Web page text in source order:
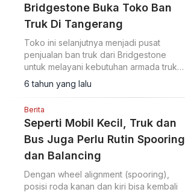
Bridgestone Buka Toko Ban
Truk Di Tangerang
Toko ini selanjutnya menjadi pusat
penjualan ban truk dari Bridgestone
untuk melayani kebutuhan armada truk
dari para pengusaha di Tangerang
6 tahun yang lalu
Berita
Seperti Mobil Kecil, Truk dan
Bus Juga Perlu Rutin Spooring
dan Balancing
Dengan wheel alignment (spooring),
posisi roda kanan dan kiri bisa kembali